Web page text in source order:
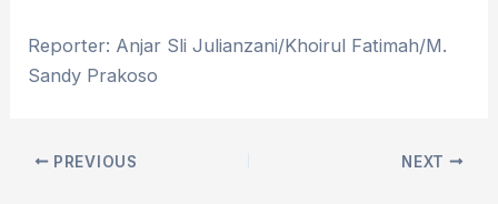
Reporter: Anjar Sli Julianzani/Khoirul Fatimah/M.
Sandy Prakoso
PREVIOUS NEXT